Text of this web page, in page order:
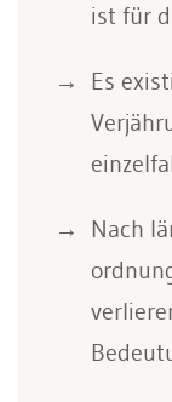
ist für
Es
Nach